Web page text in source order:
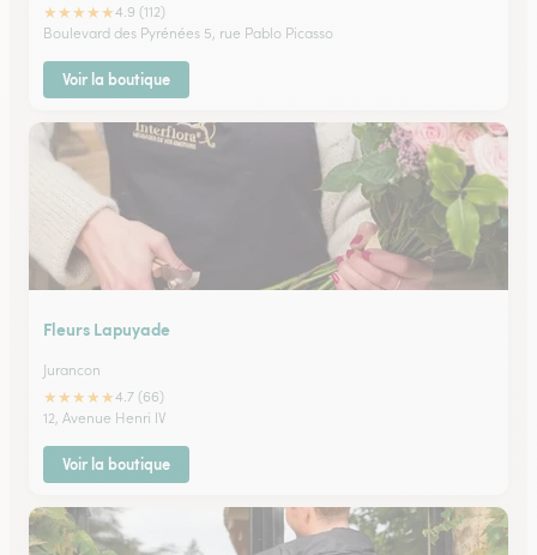
★★★★★4.9 (112)
Boulevard des Pyrénées 5, rue Pablo Picasso
Voir la boutique
Fleurs Lapuyade
Jurancon
★★★★★4.7 (66)
12, Avenue Henri IV
Voir la boutique